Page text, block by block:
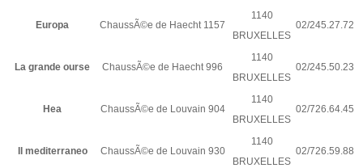
Europa ChaussÃ©e de Haecht 1157
1140
BRUXELLES
02/245.27.72
La grande ourse ChaussÃ©e de Haecht 996
1140
BRUXELLES
02/245.50.23
Hea ChaussÃ©e de Louvain 904
1140
BRUXELLES
02/726.64.45
Il mediterraneo ChaussÃ©e de Louvain 930
1140
BRUXELLES
02/726.59.88